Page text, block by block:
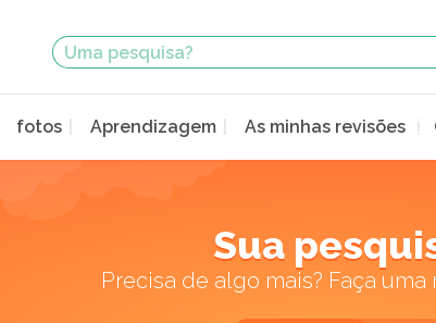
fotos Aprendizagem As minhas revisões
Sua
Precisa de algo mais? Faça